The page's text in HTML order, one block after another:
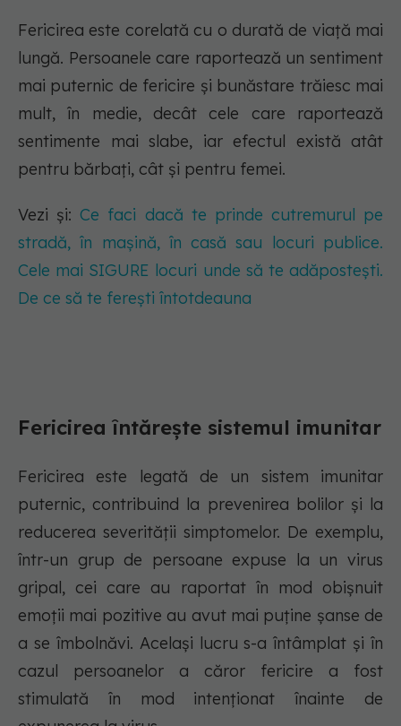
Fericirea este corelată cu o durată de viață mai
lungă. Persoanele care raportează un sentiment
mai puternic de fericire și bunăstare trăiesc mai
mult, în medie, decât cele care raportează
sentimente mai slabe, iar efectul există atât
pentru bărbați, cât și pentru femei.
Vezi și:Ce faci dacă te prinde cutremurul pe
stradă, în mașină, în casă sau locuri publice.
Cele mai SIGURE locuri unde să te adăpostești.
De ce să te ferești întotdeauna
Fericirea întărește sistemul imunitar
Fericirea este legată de un sistem imunitar
puternic, contribuind la prevenirea bolilor și la
reducerea severității simptomelor. De exemplu,
într-un grup de persoane expuse la un virus
gripal, cei care au raportat în mod obișnuit
emoții mai pozitive au avut mai puține șanse de
a se îmbolnăvi. Același lucru s-a întâmplat și în
cazul persoanelor a căror fericire a fost
stimulată în mod intenționat înainte de